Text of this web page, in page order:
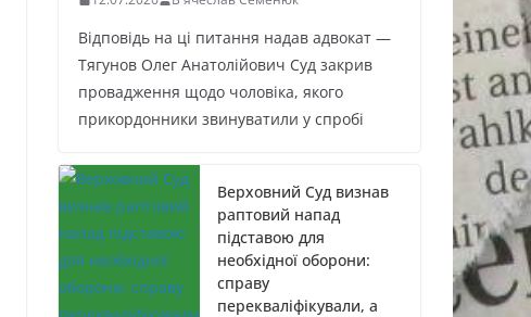
Відповідь на ці питання надав адвокат —
Тягунов Олег Анатолійович Суд закрив
провадження щодо чоловіка, якого
прикордонники звинуватили у спробі
Верховний Суд визнав
раптовий напад
підставою для
необхідної оборони:
справу
перекваліфікували, а